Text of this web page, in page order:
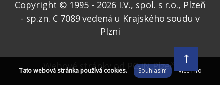
Copyright © 1995 - 2026 I.V., spol. s r.o., Plzeň
- sp.zn. C 7089 vedená u Krajského soudu v
Plzni
Webové stránky od PC-IN Plzeň
Tato webová stránka používá cookies. Souhlasím Více info